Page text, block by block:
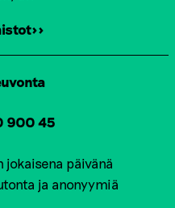
900 45
jokaisena päivänä
ja anonyymiä